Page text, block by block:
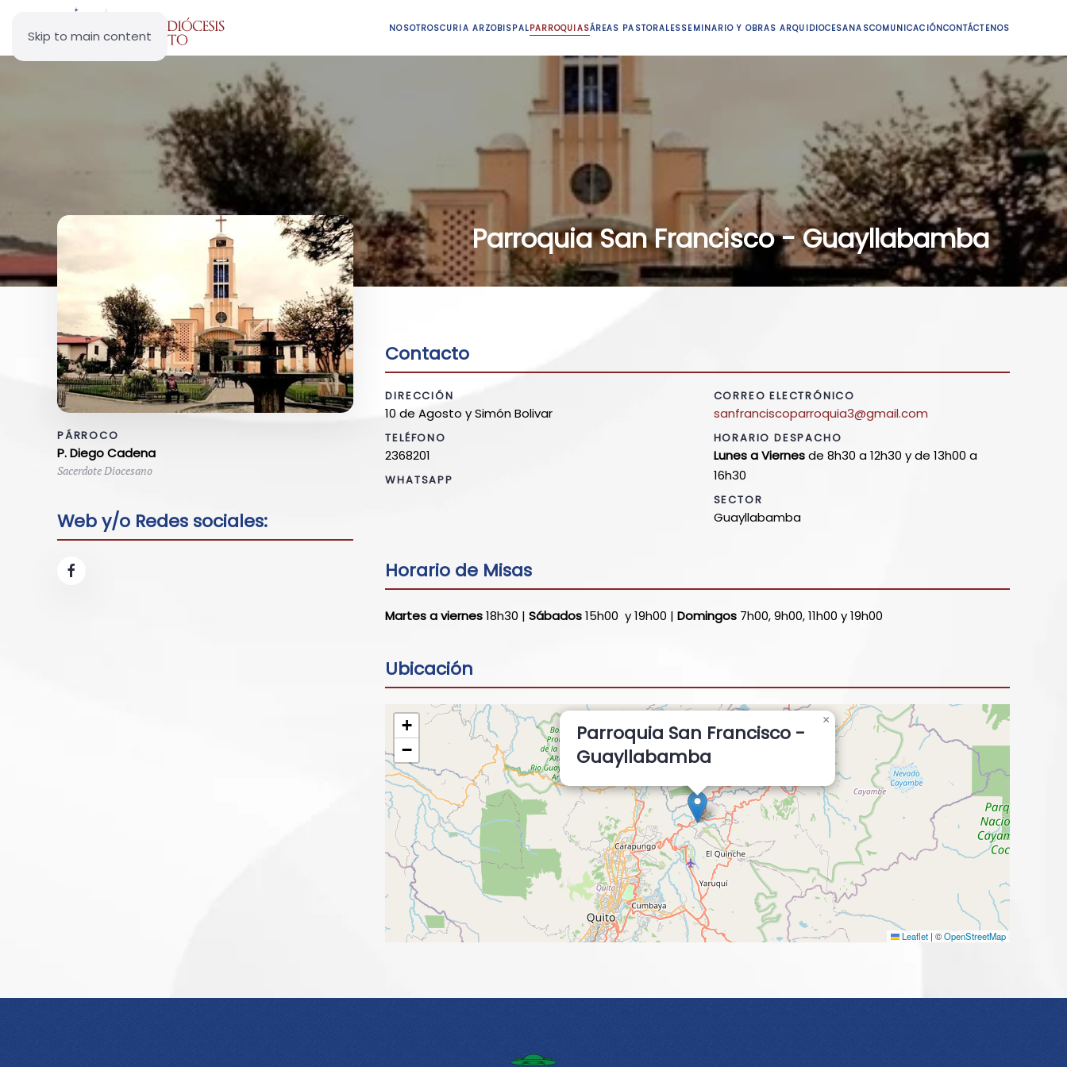
Skip to main content NOSOTROSCURIA ARZOBISPALPARROQUIASÁREAS PASTORALESSEMINARIO Y OBRAS ARQUIDIOCESANASCOMUNICACIÓNCONTÁCTENOS
Parroquia San Francisco - Guayllabamba
PÁRROCO
P. Diego Cadena
Sacerdote Diocesano
Web y/o Redes sociales:
Contacto
DIRECCIÓN
10 de Agosto y Simón Bolivar
TELÉFONO
2368201
WHATSAPP
CORREO ELECTRÓNICO
sanfranciscoparroquia3@gmail.com
HORARIO DESPACHO
Lunes a Viernesde 8h30 a 12h30 y de 13h00 a
16h30
SECTOR
Guayllabamba
Horario de Misas
Martes a viernes18h30 | Sábados15h00 y 19h00 | Domingos 7h00, 9h00, 11h00 y 19h00
Ubicación
Parroquia San Francisco -
Guayllabamba
×
+
−
Leaflet | ©OpenStreetMap